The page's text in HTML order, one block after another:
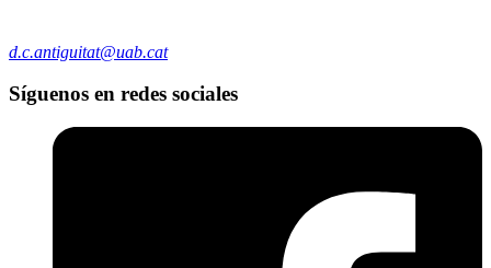
d.c.antiguitat@uab.cat
Síguenos en redes sociales